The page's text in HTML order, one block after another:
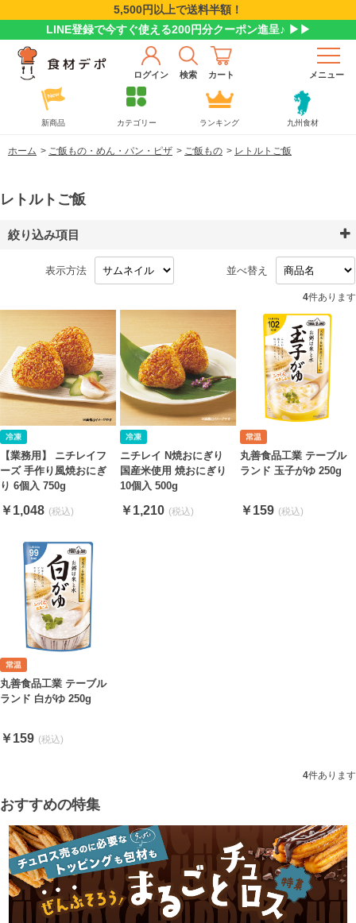
5,500円以上で送料半額！
LINE登録で今すぐ使える200円分クーポン進呈♪ ▶▶
ログイン 検索 カート メニュー
新商品 カテゴリー ランキング 九州食材
ホーム > ご飯もの・めん・パン・ピザ > ご飯もの > レトルトご飯
レトルトご飯
絞り込み項目
表示方法 並べ替え
4件あります
【業務用】 ニチレイフ
ーズ 手作り風焼おにぎ
り 6個入 750g
￥1,048
ニチレイ N焼おにぎり
国産米使用 焼おにぎり
10個入 500g
￥1,210
丸善食品工業 テーブル
ランド 玉子がゆ 250g
￥159
丸善食品工業 テーブル
ランド 白がゆ 250g
￥159
4件あります
おすすめの特集